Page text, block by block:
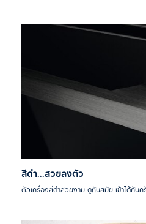
สีดำ...สวยลงตัว
ตัวเครื่องสีดำสวยงาม ดูทันสมัย เข้าได้กับ